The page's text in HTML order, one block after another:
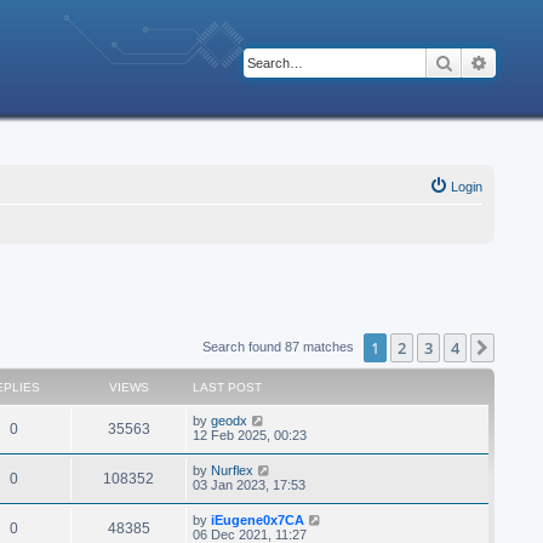
Search
Login
Search found 87 matches 1 2 3 4
VIEWS LAST POST
0 35563 by geodx
12 Feb 2025, 00:23
0 108352 by Nurflex
03 Jan 2023, 17:53
0 48385 by iEugene0x7CA
06 Dec 2021, 11:27